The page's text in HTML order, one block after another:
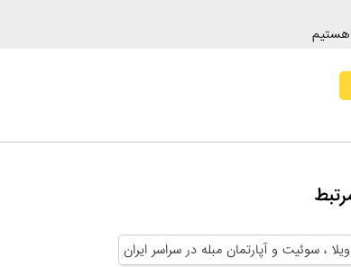
هستیم
ویلا ، سوئیت و آپارتمان مبله در سراسر ایران